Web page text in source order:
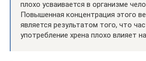
плохо усваивается в организме
Повышенная концентрация этого
является результатом того, что
употребление хрена плохо влияет